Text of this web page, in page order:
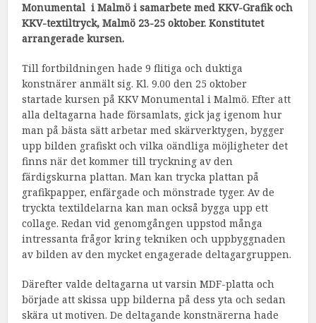
Monumental i Malmö i samarbete med KKV-Grafik och
KKV-textiltryck, Malmö 23-25 oktober. Konstitutet
arrangerade kursen.
Till fortbildningen hade 9 flitiga och duktiga
konstnärer anmält sig. Kl. 9.00 den 25 oktober
startade kursen på KKV Monumental i Malmö. Efter att
alla deltagarna hade församlats, gick jag igenom hur
man på bästa sätt arbetar med skärverktygen, bygger
upp bilden grafiskt och vilka oändliga möjligheter det
finns när det kommer till tryckning av den
färdigskurna plattan. Man kan trycka plattan på
grafikpapper, enfärgade och mönstrade tyger. Av de
tryckta textildelarna kan man också bygga upp ett
collage. Redan vid genomgången uppstod många
intressanta frågor kring tekniken och uppbyggnaden
av bilden av den mycket engagerade deltagargruppen.
Därefter valde deltagarna ut varsin MDF-platta och
började att skissa upp bilderna på dess yta och sedan
skära ut motiven. De deltagande konstnärerna hade